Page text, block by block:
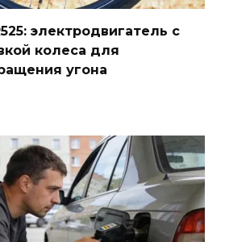
электродвигатель с
колеса для
угона